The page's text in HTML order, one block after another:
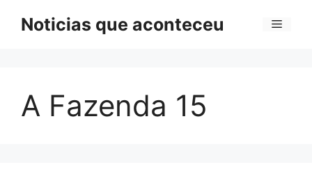
Noticias que aconteceu Menu
A Fazenda 15